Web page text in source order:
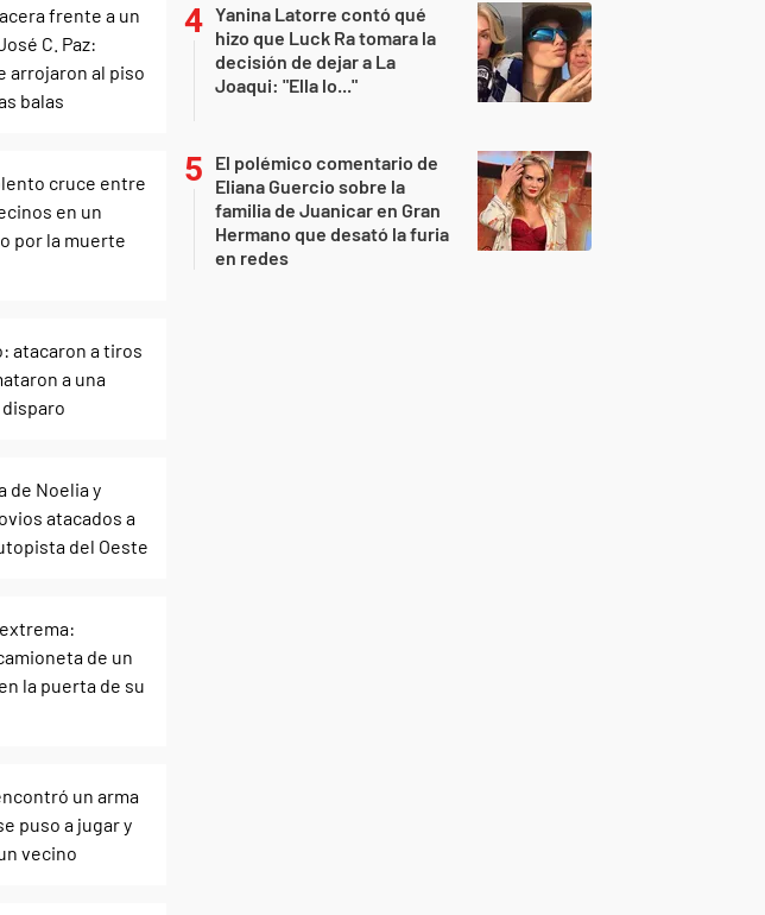
Yanina Latorre contó qué
hizo que Luck Ra tomara la
decisión de dejar a La
Joaqui: "Ella lo..."
El polémico comentario de
Eliana Guercio sobre la
familia de Juanicar en Gran
Hermano que desató la furia
en redes